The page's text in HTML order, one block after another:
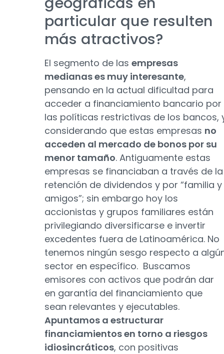
particular que resulten
más atractivos?
El segmento de las empresas
medianas es muy interesante,
pensando en la actual dificultad para
acceder a financiamiento bancario por
las políticas restrictivas de los bancos,
considerando que estas empresas no
acceden al mercado de bonos por su
menor tamaño. Antiguamente estas
empresas se financiaban a través de la
retención de dividendos y por “familia y
amigos”; sin embargo hoy los
accionistas y grupos familiares están
privilegiando diversificarse e invertir
excedentes fuera de Latinoamérica. No
tenemos ningún sesgo respecto a
sector en específico. Buscamos
emisores con activos que podrán dar
en garantía del financiamiento que
sean relevantes y ejecutables.
Apuntamos a estructurar
financiamientos en torno a riesgos
idiosincráticos, con positivas